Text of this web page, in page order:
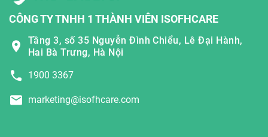
CÔNG TY TNHH 1 THÀNH VIÊN ISOFHCARE
Tầng 3, số 35 Nguyễn Đình Chiểu, Lê Đại Hành,
Hai Bà Trưng, Hà Nội
1900 3367
marketing@isofhcare.com